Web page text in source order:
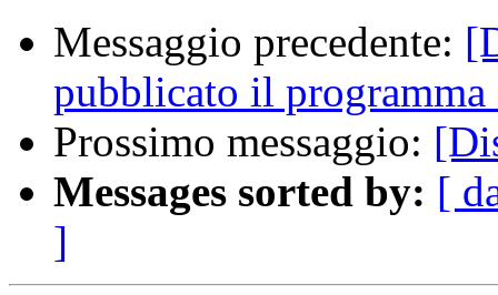
Messaggio precedente:
pubblicato il
Prossimo messaggio:
Messages sorted by: [
]